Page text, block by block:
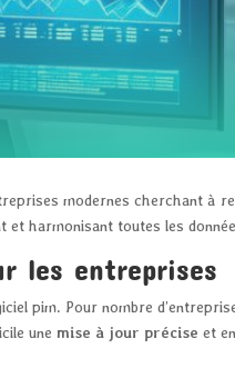
modernes cherchant à
et harmonisant toutes les
les entreprises
pim. Pour nombre
une mise à jour précise et